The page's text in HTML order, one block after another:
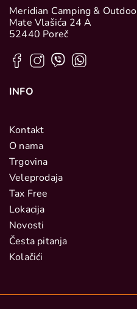
Meridian Camping &
Mate Vlašića 24 A
52440 Poreč
INFO
Kontakt
O nama
Trgovina
Veleprodaja
Tax Free
Lokacija
Novosti
Česta pitanja
Kolačići